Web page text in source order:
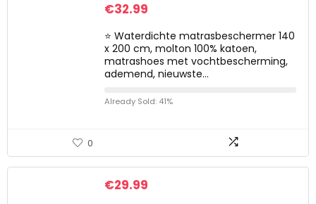
€32.99
⭐ Waterdichte matrasbeschermer 140
x 200 cm, molton 100% katoen,
matrashoes met vochtbescherming,
ademend, nieuwste…
Already Sold: 41%
0
€29.99